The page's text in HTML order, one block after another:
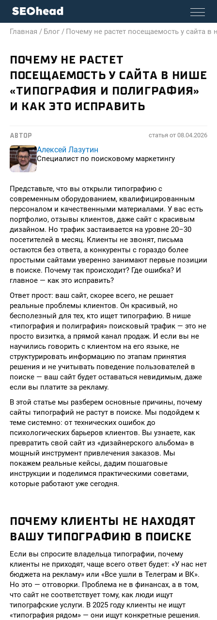
Главная / Блог / Почему не растет посещаемость у сайта
ПОЧЕМУ НЕ РАСТЕТ
ПОСЕЩАЕМОСТЬ У САЙТА В НИШЕ
«ТИПОГРАФИЯ И ПОЛИГРАФИЯ»
И КАК ЭТО ИСПРАВИТЬ
АВТОР статья от 08.04.2026
Алексей Лазутин
Специалист по поисковому маркетингу
Представьте, что вы открыли типографию с
современным оборудованием, квалифицированным
персоналом и качественными материалами. У вас есть
портфолио, отзывы клиентов, даже сайт с красивым
дизайном. Но трафик застаивается на уровне 20–30
посетителей в месяц. Клиенты не звонят, письма
остаются без ответа, а конкуренты с гораздо более
простыми сайтами уверенно занимают первые позиции
в поиске. Почему так происходит? Где ошибка? И
главное — как это исправить?
Ответ прост: ваш сайт, скорее всего, не решает
реальные проблемы клиентов. Он красивый, но
бесполезный для тех, кто ищет типографию. В нише
«типография и полиграфия» поисковый трафик — это не
просто визитка, а прямой канал продаж. И если вы не
научились говорить с клиентом на его языке, не
структурировать информацию по этапам принятия
решения и не учитывать поведение пользователей в
поиске — ваш сайт будет оставаться невидимым, даже
если вы платите за рекламу.
В этой статье мы разберем основные причины, почему
сайты типографий не растут в поиске. Мы подойдем к
теме системно: от технических ошибок до
психологических барьеров клиентов. Вы узнаете, как
превратить свой сайт из «дизайнерского альбома» в
мощный инструмент привлечения заказов. Мы
покажем реальные кейсы, дадим пошаговые
инструкции и поделимся практическими советами,
которые работают уже сегодня.
ПОЧЕМУ КЛИЕНТЫ НЕ НАХОДЯТ
ВАШУ ТИПОГРАФИЮ В ПОИСКЕ
Если вы спросите владельца типографии, почему
клиенты не приходят, чаще всего ответ будет: «У нас нет
бюджета на рекламу» или «Все ушли в Телеграм и ВК».
Но это — отговорки. Проблема не в финансах, а в том,
что сайт не соответствует тому, как люди ищут
типографские услуги. В 2025 году клиенты не ищут
«типография рядом» — они ищут конкретные решения.